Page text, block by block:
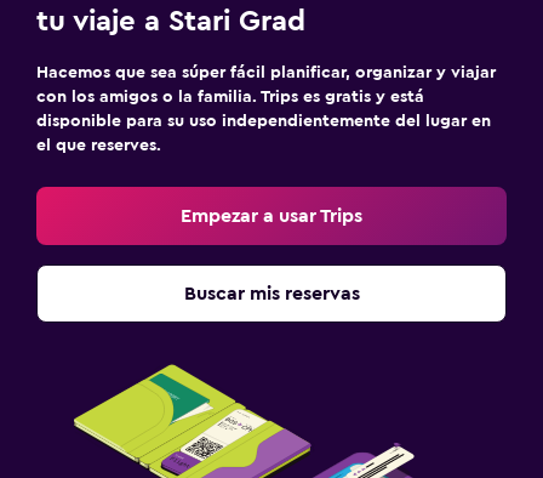
tu viaje a Stari Grad
Hacemos que sea súper fácil planificar, organizar y viajar
con los amigos o la familia. Trips es gratis y está
disponible para su uso independientemente del lugar en
el que reserves.
Empezar a usar Trips
Buscar mis reservas